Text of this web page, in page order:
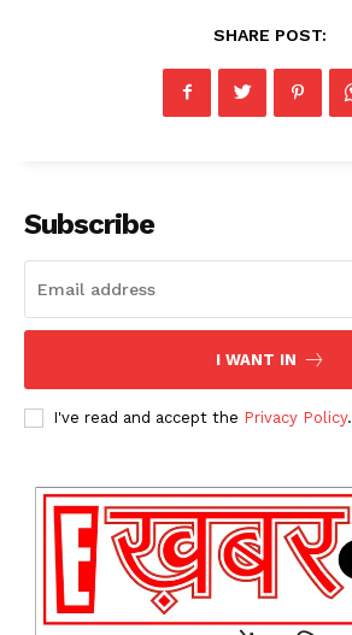
SUBSCRIBE NOW
SHARE POST:
Subscribe
I WANT IN
I've read and accept the Privacy Policy.